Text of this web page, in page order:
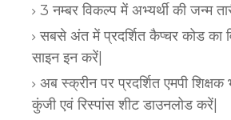
3 नम्बर विकल्प में अभ्यर्थी की जन्म
सबसे अंत में प्रदर्शित कैप्चर कोड का
साइन इन करें|
अब स्क्रीन पर प्रदर्शित एमपी शिक्षक
कुंजी एवं रिस्पांस शीट डाउनलोड करें|